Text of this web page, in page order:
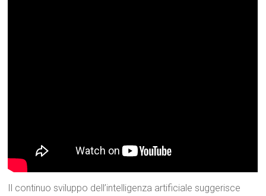
Il continuo sviluppo dell’intelligenza artificiale suggerisce